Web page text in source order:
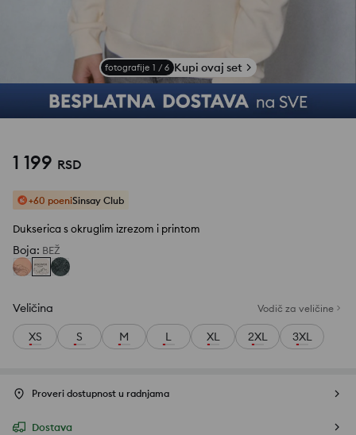
fotografije 1 / 6 Kupi ovaj set
1 199 RSD
+60 poeniSinsay Club
Dukserica s okruglim izrezom i printom
Boja: BEŽ
Veličina Vodič za veličine
XS S M L XL 2XL 3XL
Proveri dostupnost u radnjama
Dostava